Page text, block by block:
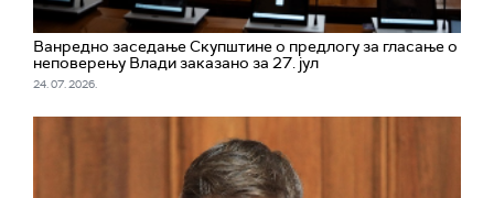
Ванредно заседање Скупштине о предлогу за гласање о
неповерењу Влади заказано за 27. јул
24. 07. 2026.